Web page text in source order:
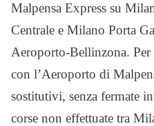
Malpensa Express su
Centrale e Milano Porta
Aeroporto-Bellinzona.
con l’Aeroporto di
sostitutivi, senza fermate
corse non effettuate tra